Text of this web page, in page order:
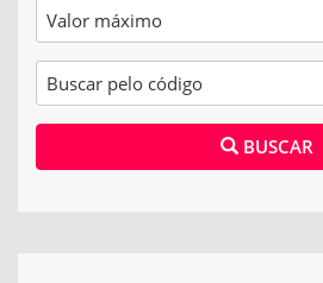
BUSCAR